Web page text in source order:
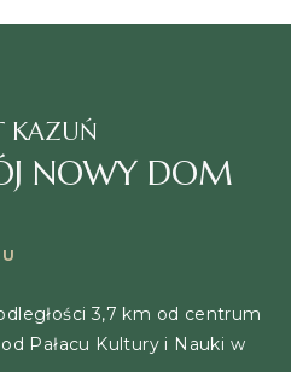
KAZUŃ
NOWY DOM
3,7 km od centrum
Pałacu Kultury i Nauki w